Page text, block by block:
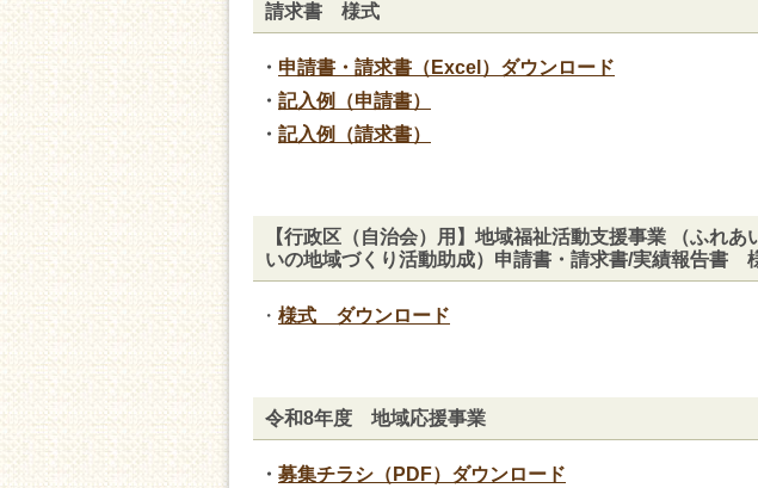
請求書 様式
・ 申請書・請求書（Excel）ダウンロード
・ 記入例（申請書）
・ 記入例（請求書）
【行政区（自治会）用】地域福祉活動支援事業 （ふれ
いの地域づくり活動助成）申請書・請求書/実績報告書
・ 様式 ダウンロード
令和8年度 地域応援事業
・ 募集チラシ（PDF）ダウンロード